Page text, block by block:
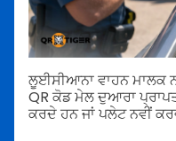
ਲੂਈਸੀਆਨਾ ਵਾਹਨ ਮਾਲਕ
QR ਕੋਡ ਮੇਲ ਦੁਆਰਾ
ਕਰਦੇ ਹਨ ਜਾਂ ਪਲੇਟ ਨਵੀਂ